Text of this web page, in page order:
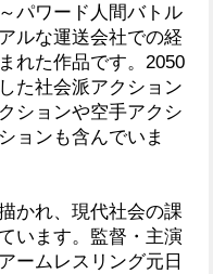
パワード人間バトル
ルな運送会社での経
れた作品です。2050
た社会派アクション
ションや空手アクシ
ョンも含んでいま
かれ、現代社会の課
います。監督・主演
ームレスリング元日